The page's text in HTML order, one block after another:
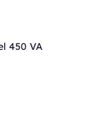
450 VA